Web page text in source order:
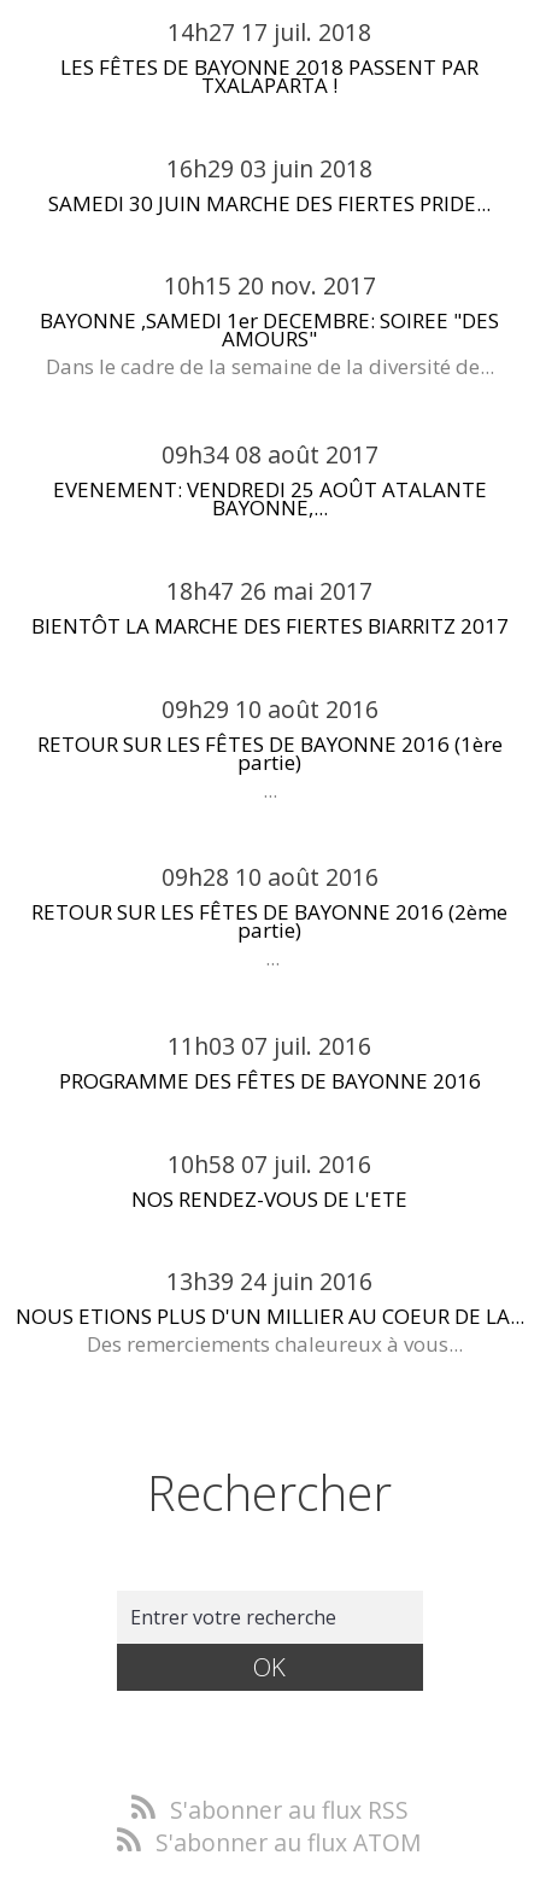
14h27 17 juil. 2018
LES FÊTES DE BAYONNE 2018 PASSENT PAR
TXALAPARTA !
16h29 03 juin 2018
SAMEDI 30 JUIN MARCHE DES FIERTES PRIDE...
10h15 20 nov. 2017
BAYONNE ,SAMEDI 1er DECEMBRE: SOIREE "DES
AMOURS"
Dans le cadre de la semaine de la diversité de...
09h34 08 août 2017
EVENEMENT: VENDREDI 25 AOÛT ATALANTE
BAYONNE,...
18h47 26 mai 2017
BIENTÔT LA MARCHE DES FIERTES BIARRITZ 2017
09h29 10 août 2016
RETOUR SUR LES FÊTES DE BAYONNE 2016 (1ère
partie)
...
09h28 10 août 2016
RETOUR SUR LES FÊTES DE BAYONNE 2016 (2ème
partie)
...
11h03 07 juil. 2016
PROGRAMME DES FÊTES DE BAYONNE 2016
10h58 07 juil. 2016
NOS RENDEZ-VOUS DE L'ETE
13h39 24 juin 2016
NOUS ETIONS PLUS D'UN MILLIER AU COEUR DE LA...
Des remerciements chaleureux à vous...
Rechercher
S'abonner au flux RSS
S'abonner au flux ATOM